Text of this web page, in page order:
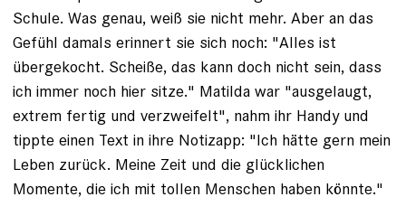
Schule. Was genau, weiß sie nicht mehr. Aber an das
Gefühl damals erinnert sie sich noch: "Alles ist
übergekocht. Scheiße, das kann doch nicht sein, dass
ich immer noch hier sitze." Matilda war "ausge­laugt,
extrem fertig und verzweifelt", nahm ihr Handy und
tippte einen Text in ihre Notizapp: "Ich hätte gern mein
Leben zurück. Meine Zeit und die glücklichen
Momente, die ich mit tollen Menschen haben könnte."